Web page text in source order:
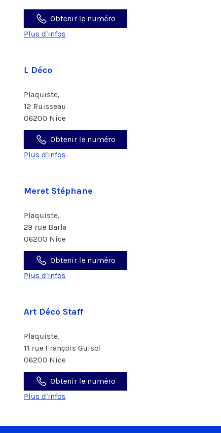
Obtenir le numéro
Plus d'infos
L Déco
Plaquiste,
12 Ruisseau
06200 Nice
Obtenir le numéro
Plus d'infos
Meret Stéphane
Plaquiste,
29 rue Barla
06200 Nice
Obtenir le numéro
Plus d'infos
Art Déco Staff
Plaquiste,
11 rue François Guisol
06200 Nice
Obtenir le numéro
Plus d'infos